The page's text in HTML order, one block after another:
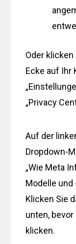
Oder
Ecke auf Ihr
„Privacy
Auf der
Dropdown-
„Wie Meta
Modelle
Klicken Sie
unten, bevor
klicken.